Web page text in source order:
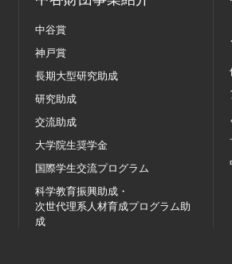
中谷賞
神戸賞
長期大型研究助成
研究助成
交流助成
大学院生奨学金
国際学生交流プログラム
科学教育振興助成・
次世代理系人材育成プログラム助
成